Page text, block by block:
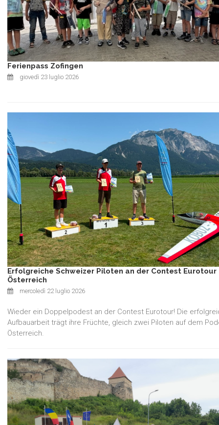
Ferienpass Zofingen
giovedì 23 luglio 2026
Erfolgreiche Schweizer Piloten an der Contest Eurotour
Österreich
mercoledì 22 luglio 2026
Wieder ein Doppelpodest an der Contest Eurotour! Die
Aufbauarbeit trägt ihre Früchte, gleich zwei Piloten auf dem
Österreich.